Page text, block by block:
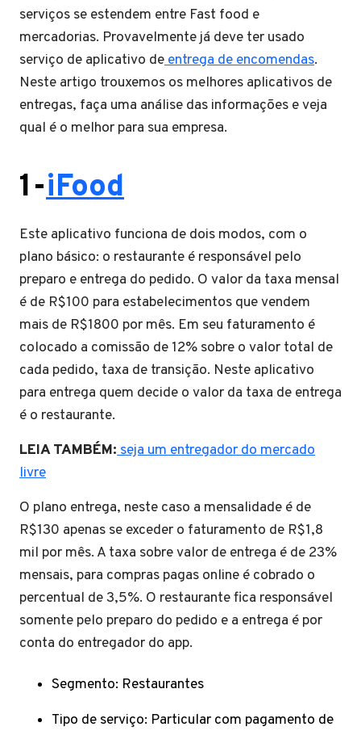
serviços se estendem entre Fast food e
mercadorias. Provavelmente já deve ter usado
serviço de aplicativo deentrega de encomendas.
Neste artigo trouxemos os melhores aplicativos de
entregas, faça uma análise das informações e veja
qual é o melhor para sua empresa.
1-iFood
Este aplicativo funciona de dois modos, com o
plano básico: o restaurante é responsável pelo
preparo e entrega do pedido. O valor da taxa mensal
é de R$100 para estabelecimentos que vendem
mais de R$1800 por mês. Em seu faturamento é
colocado a comissão de 12% sobre o valor total de
cada pedido, taxa de transição. Neste aplicativo
para entrega quem decide o valor da taxa de entrega
é o restaurante.
LEIA TAMBÉM:seja um entregador do mercado
livre
O plano entrega, neste caso a mensalidade é de
R$130 apenas se exceder o faturamento de R$1,8
mil por mês. A taxa sobre valor de entrega é de 23%
mensais, para compras pagas online é cobrado o
percentual de 3,5%. O restaurante fica responsável
somente pelo preparo do pedido e a entrega é por
conta do entregador do app.
Segmento: Restaurantes
Tipo de serviço: Particular com pagamento de